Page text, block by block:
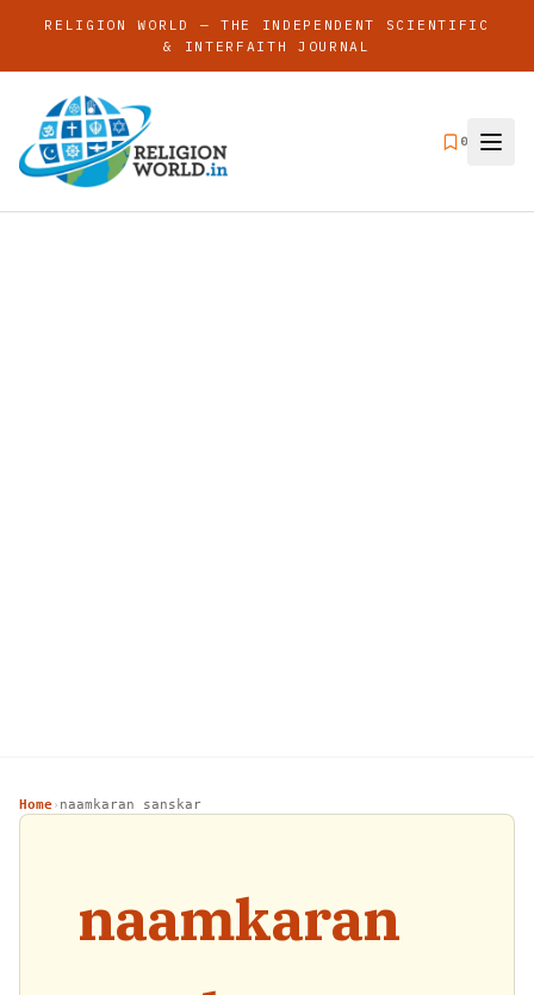
RELIGION WORLD — THE INDEPENDENT SCIENTIFIC
& INTERFAITH JOURNAL
0
Home› naamkaran sanskar
naamkaran